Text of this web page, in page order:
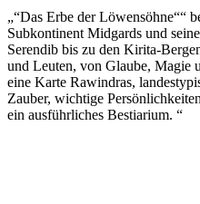
„“Das Erbe der Löwensöhne““
Subkontinent Midgards und
Serendib bis zu den Kirita-
und Leuten, von Glaube, Magie
eine Karte Rawindras,
Zauber, wichtige
ein ausführliches Bestiarium. “